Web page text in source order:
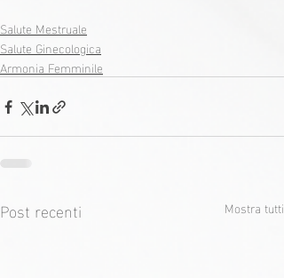
Salute Mestruale
Salute Ginecologica
Armonia Femminile
Post recenti Mostra tutti